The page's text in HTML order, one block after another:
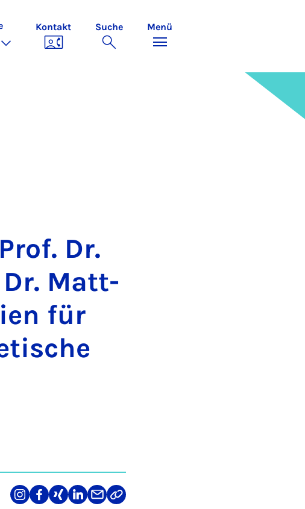
Kontakt Suche Menü
Dr.
Dr. Matt­
für
TeilenTeilenTeilenTeilenTeilenLink